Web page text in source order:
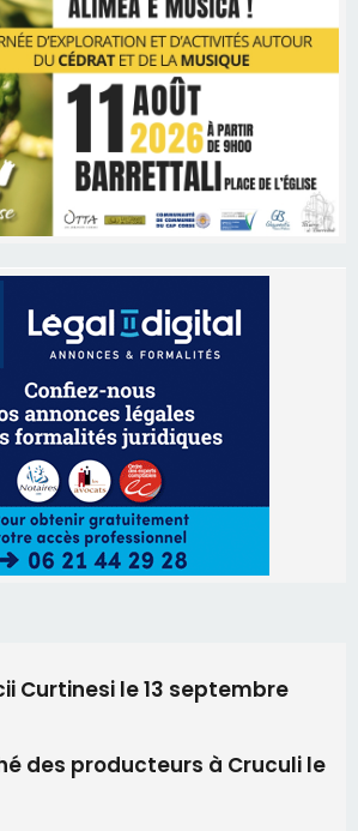
Curtinesi le 13 septembre
des producteurs à Cruculi le